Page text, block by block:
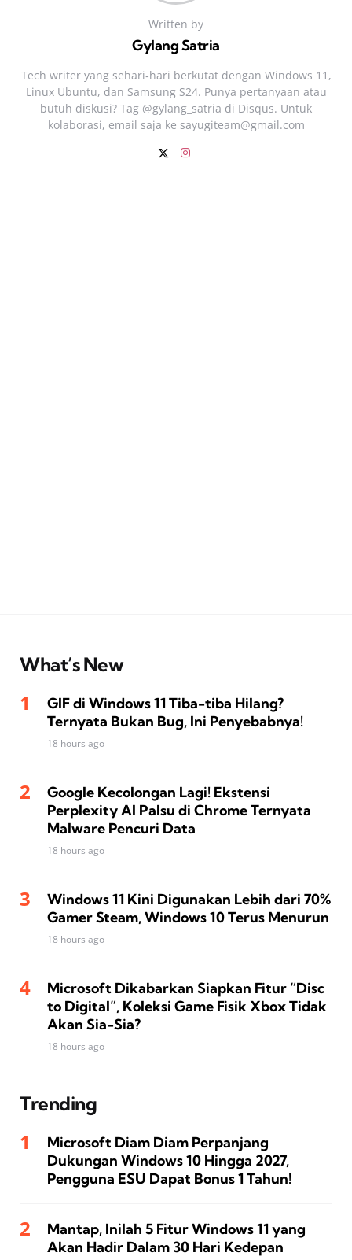
Written by
Gylang Satria
Tech writer yang sehari‑hari berkutat dengan Windows 11,
Linux Ubuntu, dan Samsung S24. Punya pertanyaan atau
butuh diskusi? Tag @gylang_satria di Disqus. Untuk
kolaborasi, email saja ke sayugiteam@gmail.com
What’s New
GIF di Windows 11 Tiba-tiba Hilang?
Ternyata Bukan Bug, Ini Penyebabnya!
18 hours ago
Google Kecolongan Lagi! Ekstensi
Perplexity AI Palsu di Chrome Ternyata
Malware Pencuri Data
18 hours ago
Windows 11 Kini Digunakan Lebih dari 70%
Gamer Steam, Windows 10 Terus Menurun
18 hours ago
Microsoft Dikabarkan Siapkan Fitur “Disc
to Digital”, Koleksi Game Fisik Xbox Tidak
Akan Sia-Sia?
18 hours ago
Trending
Microsoft Diam Diam Perpanjang
Dukungan Windows 10 Hingga 2027,
Pengguna ESU Dapat Bonus 1 Tahun!
Mantap, Inilah 5 Fitur Windows 11 yang
Akan Hadir Dalam 30 Hari Kedepan